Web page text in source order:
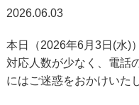
2026.06.03
本日（2026年6月3日(水)
対応人数が少なく、電話
にはご迷惑をおかけいた